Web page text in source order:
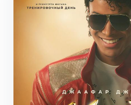
Вся афиша